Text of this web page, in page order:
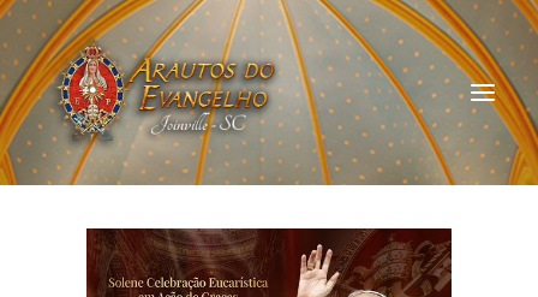
HOME
QUEM SOMOS